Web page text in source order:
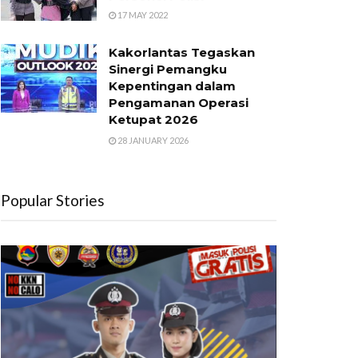
17 MAY 2022
Kakorlantas Tegaskan
Sinergi Pemangku
Kepentingan dalam
Pengamanan Operasi
Ketupat 2026
28 JANUARY 2026
Popular Stories